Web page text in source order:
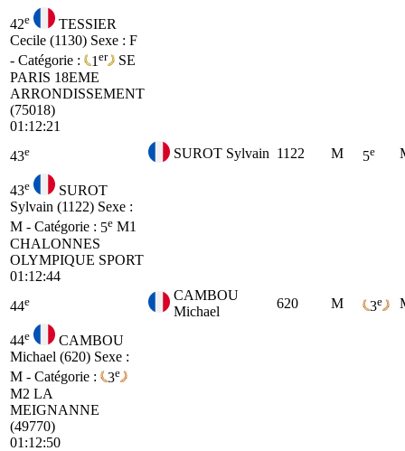
42e
TESSIER
Cecile (1130) Sexe : F
- Catégorie :
1 er
SE
PARIS 18EME
ARRONDISSEMENT
(75018)
01:12:21
43e SUROT Sylvain 1122 M 5e
43e
SUROT
Sylvain (1122) Sexe :
M - Catégorie : 5e M1
CHALONNES
OLYMPIQUE SPORT
01:12:44
44e
CAMBOU
Michael
620 M 3e
44e
CAMBOU
Michael (620) Sexe :
M - Catégorie :
3e
M2 LA
MEIGNANNE
(49770)
01:12:50